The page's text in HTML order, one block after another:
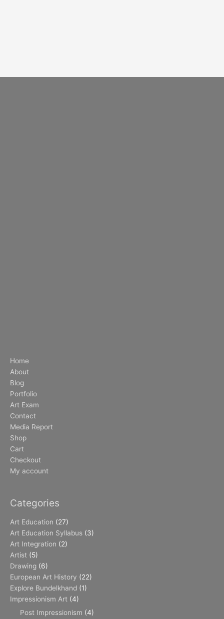
Home
About
Blog
Portfolio
Art Exam
Contact
Media Report
Shop
Cart
Checkout
My account
Categories
Art Education (27)
Art Education Syllabus (3)
Art Integration (2)
Artist (5)
Drawing (6)
European Art History (22)
Explore Bundelkhand (1)
Impressionism Art (4)
Post Impressionism (4)